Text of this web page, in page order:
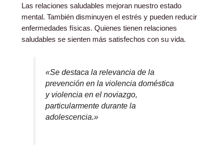
Las relaciones saludables mejoran nuestro estado
mental. También disminuyen el estrés y pueden reducir
enfermedades físicas. Quienes tienen relaciones
saludables se sienten más satisfechos con su vida.
«Se destaca la relevancia de la
prevención en la violencia doméstica
y violencia en el noviazgo,
particularmente durante la
adolescencia.»